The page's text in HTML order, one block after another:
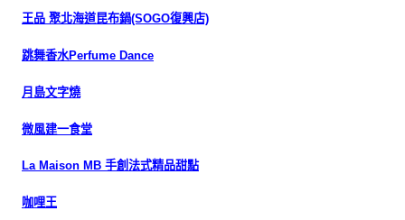
王品 聚北海道昆布鍋(SOGO復興店)
跳舞香水Perfume Dance
月島文字燒
微風建一食堂
La Maison MB 手創法式精品甜點
咖哩王